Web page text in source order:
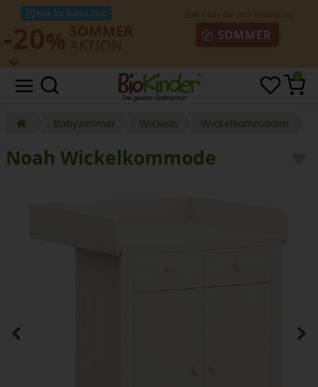
Nur für kurze Zeit!
SOMMER
0
Babyzimmer Wickeln Wickelkommoden
Noah Wickelkommode